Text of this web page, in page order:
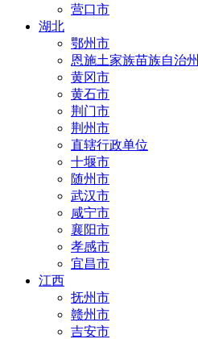
营口市
湖北
鄂州市
恩施土家族苗族自治州
黄冈市
黄石市
荆门市
荆州市
直辖行政单位
十堰市
随州市
武汉市
咸宁市
襄阳市
孝感市
宜昌市
江西
抚州市
赣州市
吉安市